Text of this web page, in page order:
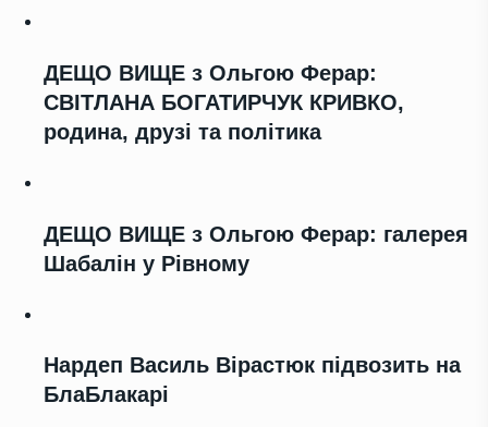
ДЕЩО ВИЩЕ з Ольгою Ферар:
СВІТЛАНА БОГАТИРЧУК КРИВКО,
родина, друзі та політика
ДЕЩО ВИЩЕ з Ольгою Ферар: галерея
Шабалін у Рівному
Нардеп Василь Вірастюк підвозить на
БлаБлакарі